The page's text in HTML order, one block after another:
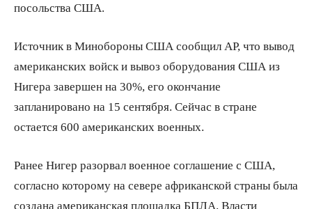
посольства США.
Источник в Минобороны США сообщил AP, что вывод
американских войск и вывоз оборудования США из
Нигера завершен на 30%, его окончание
запланировано на 15 сентября. Сейчас в стране
остается 600 американских военных.
Ранее Нигер разорвал военное соглашение с США,
согласно которому на севере африканской страны была
создана американская площадка БПЛА. Власти